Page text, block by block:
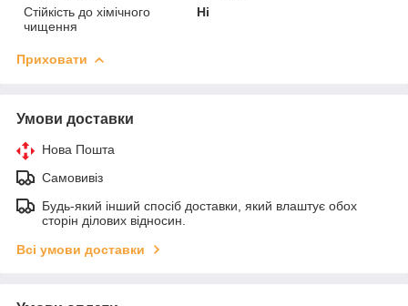
Стійкість до хімічного
чищення
Ні
Приховати
Умови доставки
Нова Пошта
Самовивіз
Будь-який інший спосіб доставки, який влаштує обох
сторін ділових відносин.
Всі умови доставки